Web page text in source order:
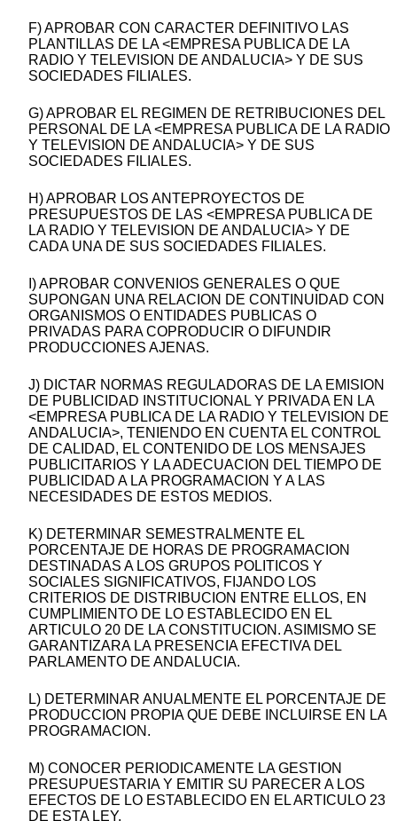
F) APROBAR CON CARACTER DEFINITIVO LAS
PLANTILLAS DE LA <EMPRESA PUBLICA DE LA
RADIO Y TELEVISION DE ANDALUCIA> Y DE SUS
SOCIEDADES FILIALES.
G) APROBAR EL REGIMEN DE RETRIBUCIONES DEL
PERSONAL DE LA <EMPRESA PUBLICA DE LA RADIO
Y TELEVISION DE ANDALUCIA> Y DE SUS
SOCIEDADES FILIALES.
H) APROBAR LOS ANTEPROYECTOS DE
PRESUPUESTOS DE LAS <EMPRESA PUBLICA DE
LA RADIO Y TELEVISION DE ANDALUCIA> Y DE
CADA UNA DE SUS SOCIEDADES FILIALES.
I) APROBAR CONVENIOS GENERALES O QUE
SUPONGAN UNA RELACION DE CONTINUIDAD CON
ORGANISMOS O ENTIDADES PUBLICAS O
PRIVADAS PARA COPRODUCIR O DIFUNDIR
PRODUCCIONES AJENAS.
J) DICTAR NORMAS REGULADORAS DE LA EMISION
DE PUBLICIDAD INSTITUCIONAL Y PRIVADA EN LA
<EMPRESA PUBLICA DE LA RADIO Y TELEVISION DE
ANDALUCIA>, TENIENDO EN CUENTA EL CONTROL
DE CALIDAD, EL CONTENIDO DE LOS MENSAJES
PUBLICITARIOS Y LA ADECUACION DEL TIEMPO DE
PUBLICIDAD A LA PROGRAMACION Y A LAS
NECESIDADES DE ESTOS MEDIOS.
K) DETERMINAR SEMESTRALMENTE EL
PORCENTAJE DE HORAS DE PROGRAMACION
DESTINADAS A LOS GRUPOS POLITICOS Y
SOCIALES SIGNIFICATIVOS, FIJANDO LOS
CRITERIOS DE DISTRIBUCION ENTRE ELLOS, EN
CUMPLIMIENTO DE LO ESTABLECIDO EN EL
ARTICULO 20 DE LA CONSTITUCION. ASIMISMO SE
GARANTIZARA LA PRESENCIA EFECTIVA DEL
PARLAMENTO DE ANDALUCIA.
L) DETERMINAR ANUALMENTE EL PORCENTAJE DE
PRODUCCION PROPIA QUE DEBE INCLUIRSE EN LA
PROGRAMACION.
M) CONOCER PERIODICAMENTE LA GESTION
PRESUPUESTARIA Y EMITIR SU PARECER A LOS
EFECTOS DE LO ESTABLECIDO EN EL ARTICULO 23
DE ESTA LEY.